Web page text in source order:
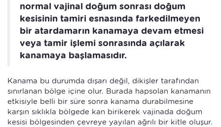
normal vajinal doğum sonrası doğum
kesisinin tamiri esnasında farkedilmeyen
bir atardamarın kanamaya devam etmesi
veya tamir işlemi sonrasında açılarak
kanamaya başlamasıdır.
Kanama bu durumda dışarı değil, dikişler tarafından
sınırlanan bölge içine olur. Burada hapsolan kanamanın
etkisiyle belli bir süre sonra kanama durabilmesine
karşın sıklıkla bölgede kan birikerek vajinada doğum
kesisi bölgesinden çevreye yayılan ağrılı bir kitle oluşur.